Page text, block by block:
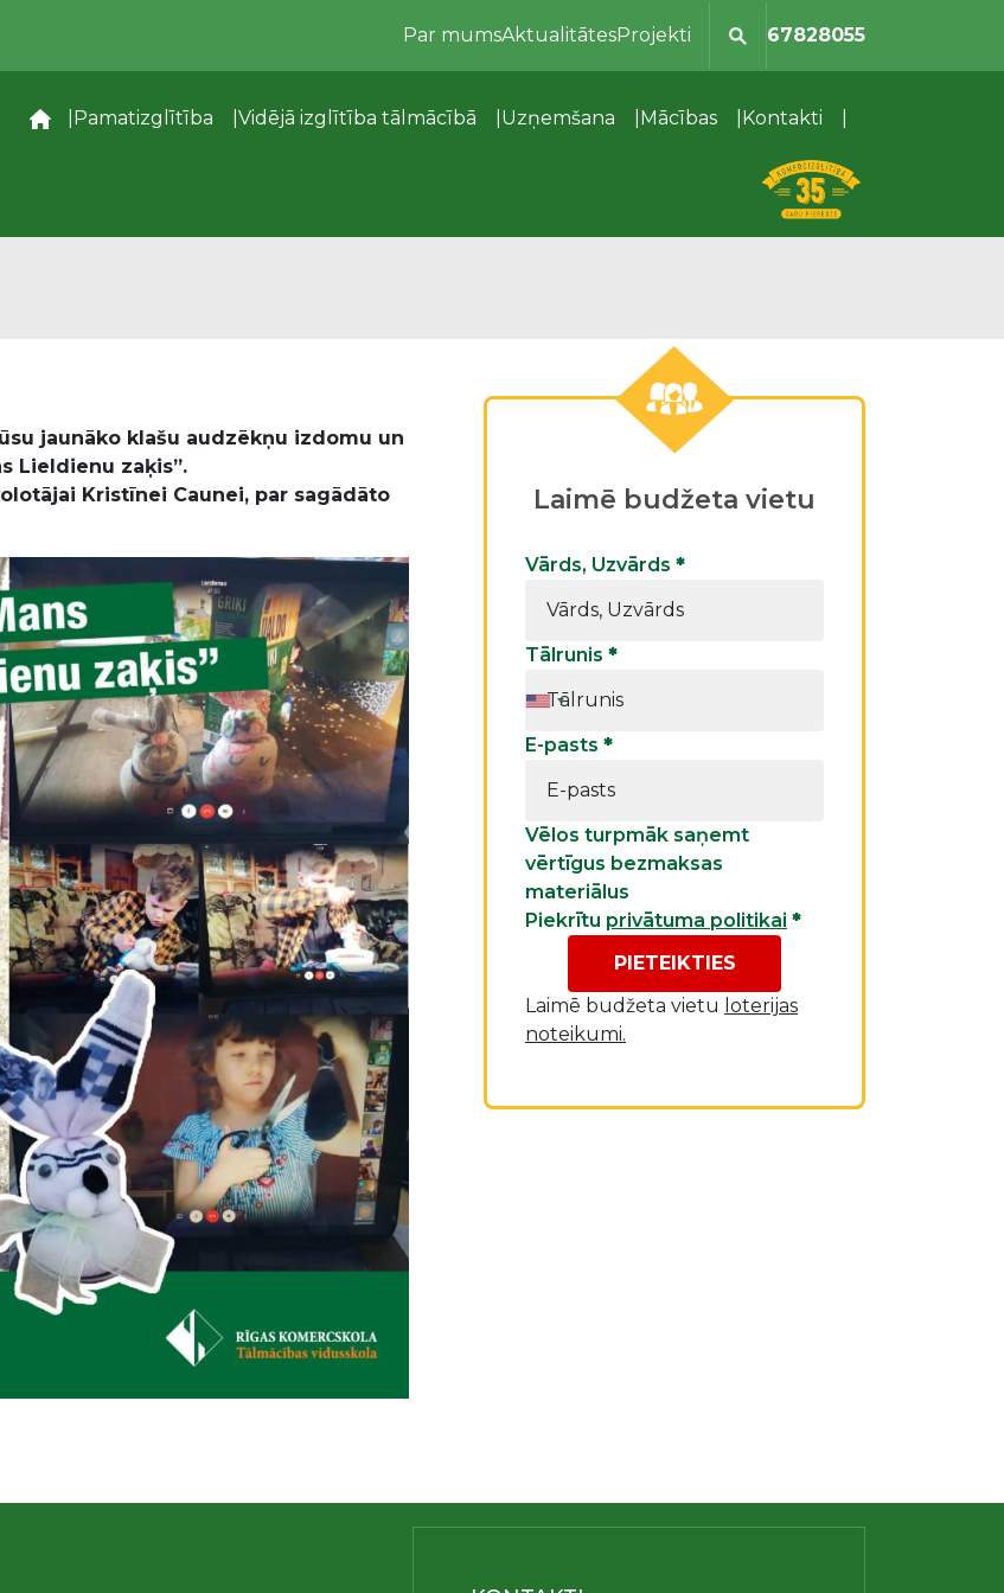
Par mumsAktualitātesProjekti 67828055
– Pamatizglītība Vidējā izglītība tālmācībā Uzņemšana Mācības Kontakti
jaunāko klašu audzēkņu izdomu un
Lieldienu zaķis”.
Kristīnei Caunei, par sagādāto
Laimē budžeta vietu
Vārds, Uzvārds *
Tālrunis *
E-pasts *
Vēlos turpmāk saņemt
vērtīgus bezmaksas
materiālus
Piekrītu privātuma politikai *
PIETEIKTIES
Laimē budžeta vietu loterijas
noteikumi.